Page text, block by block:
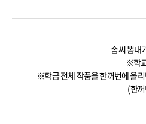
솜씨 뽐내
※학
※학급 전체 작품을 한꺼번에 올
(한